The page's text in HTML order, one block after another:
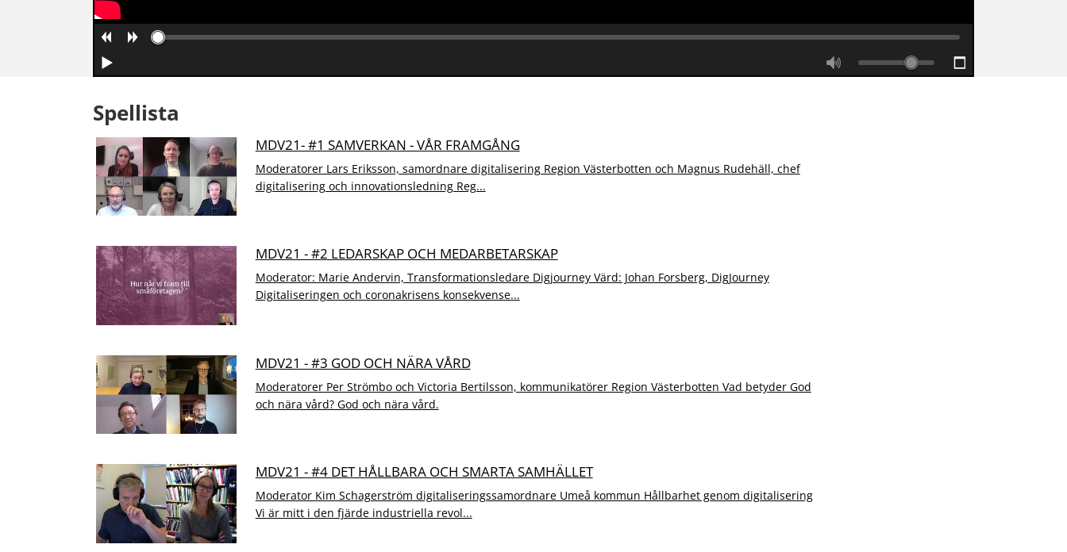
Spellista
MDV21- #1 SAMVERKAN - VÅR FRAMGÅNG
Moderatorer Lars Eriksson, samordnare digitalisering Region Västerbotten och Magnus Rudehäll, chef
digitalisering och innovationsledning Reg...
MDV21 - #2 LEDARSKAP OCH MEDARBETARSKAP
Moderator: Marie Andervin, Transformationsledare Digjourney Värd: Johan Forsberg, DigJourney
Digitaliseringen och coronakrisens konsekvense...
MDV21 - #3 GOD OCH NÄRA VÅRD
Moderatorer Per Strömbo och Victoria Bertilsson, kommunikatörer Region Västerbotten Vad betyder God
och nära vård? God och nära vård.
MDV21 - #4 DET HÅLLBARA OCH SMARTA SAMHÄLLET
Moderator Kim Schagerström digitaliseringssamordnare Umeå kommun Hållbarhet genom digitalisering
Vi är mitt i den fjärde industriella revol...